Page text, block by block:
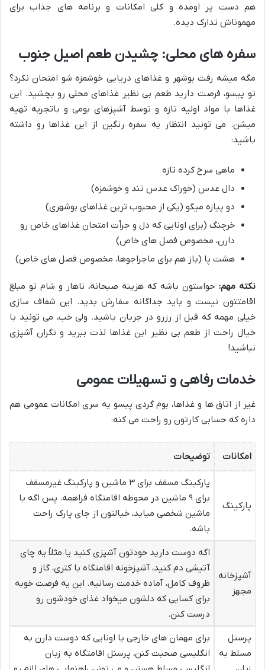
هم دست پر اومده و کلی امکانات و برنامه های جذاب برای
مهموناش تدارک دیده.
سفره های محلی: چشیدن طعم اصیل جنوب
مگه میشه رفت بوشهر و غذاهای دریایی خوشمزه شو امتحان نکرد؟
تو پیسو، فرصت دارید طعم بی نظیر غذاهای محلی رو بچشید. این
غذاها با مواد اولیه تازه و توسط آشپزهای بومی و باتجربه تهیه
میشن. می تونید انتظار یه سفره رنگین از این غذاها رو داشته
باشید:
ماهی سرخ کرده تازه
دال عدس (خوراک عدس تند و خوشمزه)
دو پیازه میگو (یکی از محبوب ترین غذاهای بوشهری)
خرچنگ (برای اونایی که دل و جرأت امتحان غذاهای خاص رو
دارن، مخصوص فصل های خاص)
هشت پا (باز هم برای ماجراجوها، مخصوص فصل های خاص)
نکته مهم: حواستون باشه که هزینه صبحانه، ناهار و شام تو مبلغ
اقامتتون نیست و باید جداگانه سفارش بدید. این شفاف سازی
خیلی مهمه که قبل از رزرو در جریان باشید. ولی خب، می تونید با
خیال راحت از طعم بی نظیر این غذاها لذت ببرید و نگران آشپزی
نباشید!
خدمات رفاهی و تسهیلات عمومی
غیر از اتاق ها و غذاها، بوم گردی پیسو یه سری امکانات عمومی هم
داره که حسابی کارتون رو راحت می کنه:
امکانات توضیحات
پارکینگ
پارکینگ مسقف برای ۳ ماشین و پارکینگ غیرمسقف
برای ۹ ماشین در محوطه اقامتگاه فراهمه. پس اگه با
ماشین شخصی میاید، خیالتون از جای پارک راحت
باشه.
آشپزخانه
مجهز
اگه دوست دارید خودتون آشپزی کنید یا مثلاً یه چای
آتیشی دم کنید، آشپزخونه اقامتگاه با کتری، گاز و
ظروف کامل، آماده خدمت رسانیه. این یه فرصت خوبه
برای کسایی که دلشون میخواد غذای خودشون رو
درست کنن.
پرسنل
مسلط به
برای مهمان های خارجی یا اونایی که دوست دارن به
انگلیسی صحبت کنن، پرسنل اقامتگاه به زبان